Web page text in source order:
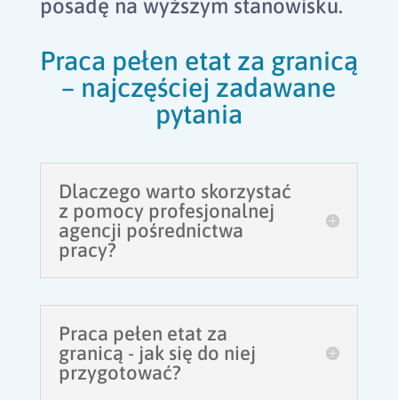
posadę na wyższym stanowisku.
Praca pełen etat za granicą
– najczęściej zadawane
pytania
Dlaczego warto skorzystać
z pomocy profesjonalnej
agencji pośrednictwa
pracy?
Praca pełen etat za
granicą - jak się do niej
przygotować?